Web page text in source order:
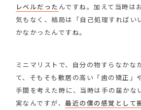
レベルだった んですね。加えて当時は
気もなく、結局は「自己処理すればい
かなかったんですね。
ミニマリストで、自分の物すらなかな
て、そもそも敷居の高い「歯の矯正」
手間を考えた時に、当時は手の届かな
実なんですが、最近の僕の感覚として